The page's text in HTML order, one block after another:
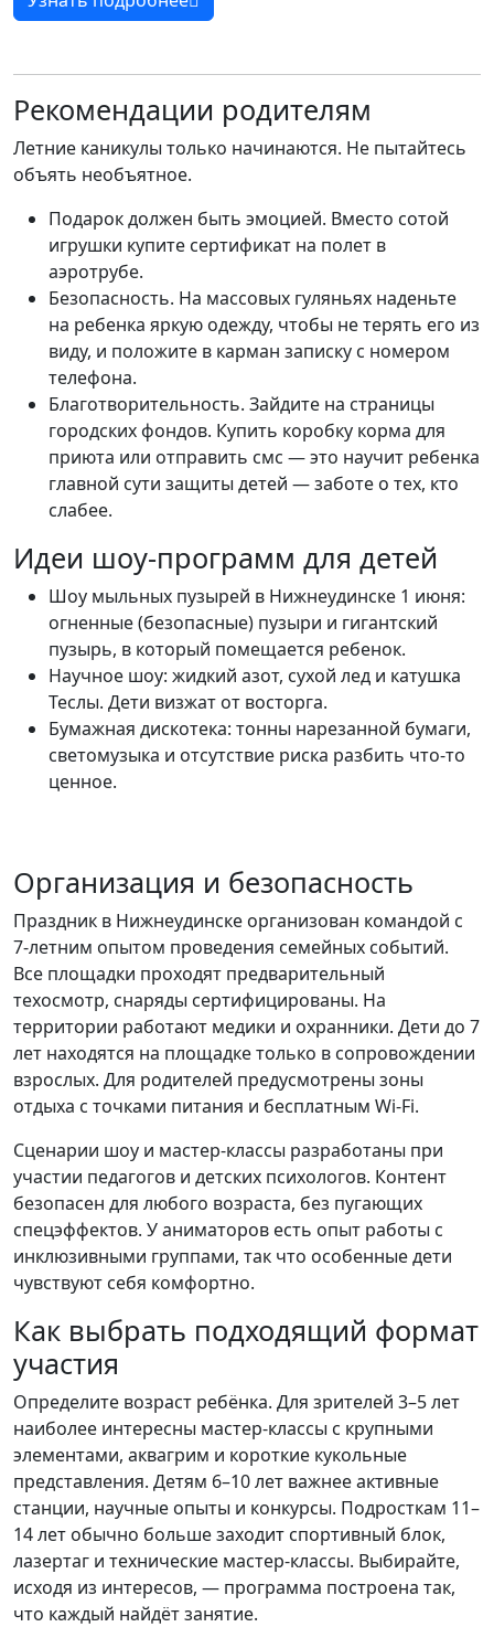
Рекомендации родителям
Летние каникулы только начинаются. Не пытайтесь
объять необъятное.
Подарок должен быть эмоцией. Вместо сотой
игрушки купите сертификат на полет в
аэротрубе.
Безопасность. На массовых гуляньях наденьте
на ребенка яркую одежду, чтобы не терять его из
виду, и положите в карман записку с номером
телефона.
Благотворительность. Зайдите на страницы
городских фондов. Купить коробку корма для
приюта или отправить смс — это научит ребенка
главной сути защиты детей — заботе о тех, кто
слабее.
Идеи шоу-программ для детей
Шоу мыльных пузырей в Нижнеудинске 1 июня:
огненные (безопасные) пузыри и гигантский
пузырь, в который помещается ребенок.
Научное шоу: жидкий азот, сухой лед и катушка
Теслы. Дети визжат от восторга.
Бумажная дискотека: тонны нарезанной бумаги,
светомузыка и отсутствие риска разбить что-то
ценное.
Организация и безопасность
Праздник в Нижнеудинске организован командой с
7-летним опытом проведения семейных событий.
Все площадки проходят предварительный
техосмотр, снаряды сертифицированы. На
территории работают медики и охранники. Дети до 7
лет находятся на площадке только в сопровождении
взрослых. Для родителей предусмотрены зоны
отдыха с точками питания и бесплатным Wi-Fi.
Сценарии шоу и мастер-классы разработаны при
участии педагогов и детских психологов. Контент
безопасен для любого возраста, без пугающих
спецэффектов. У аниматоров есть опыт работы с
инклюзивными группами, так что особенные дети
чувствуют себя комфортно.
Как выбрать подходящий формат
участия
Определите возраст ребёнка. Для зрителей 3–5 лет
наиболее интересны мастер-классы с крупными
элементами, аквагрим и короткие кукольные
представления. Детям 6–10 лет важнее активные
станции, научные опыты и конкурсы. Подросткам 11–
14 лет обычно больше заходит спортивный блок,
лазертаг и технические мастер-классы. Выбирайте,
исходя из интересов, — программа построена так,
что каждый найдёт занятие.